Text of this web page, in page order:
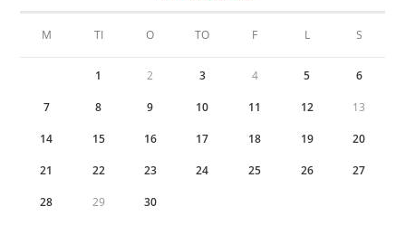
M TI O TO F L S
1 2 3 4 5 6
7 8 9 10 11 12 13
14 15 16 17 18 19 20
21 22 23 24 25 26 27
28 29 30